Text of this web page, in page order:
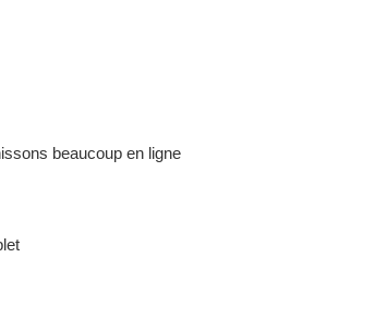
beaucoup en ligne